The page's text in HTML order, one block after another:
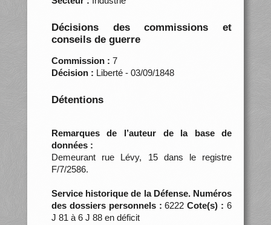
Décisions des commissions et
conseils de guerre
Commission : 7
Décision : Liberté - 03/09/1848
Détentions
Remarques de l’auteur de la base de
données :
Demeurant rue Lévy, 15 dans le registre
F/7/2586.
Service historique de la Défense. Numéros
des dossiers personnels :6222Cote(s) : 6
J 81 à 6 J 88 en déficit